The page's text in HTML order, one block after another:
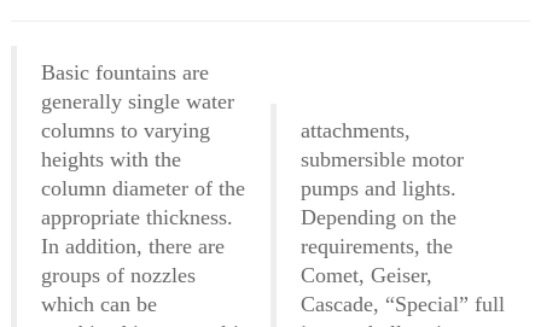
Basic fountains are
generally single water
columns to varying
heights with the
column diameter of the
appropriate thickness.
In addition, there are
groups of nozzles
which can be
attachments,
submersible motor
pumps and lights.
Depending on the
requirements, the
Comet, Geiser,
Cascade, “Special” full